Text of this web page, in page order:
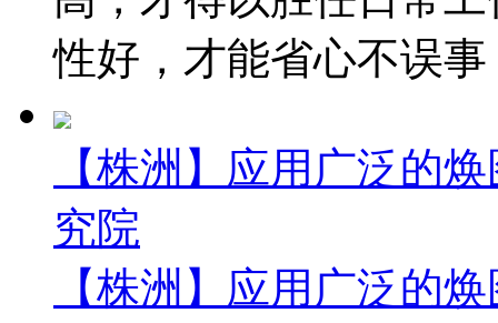
性好，才能省心不误
【株洲】应用广泛的
究院
【株洲】应用广泛的